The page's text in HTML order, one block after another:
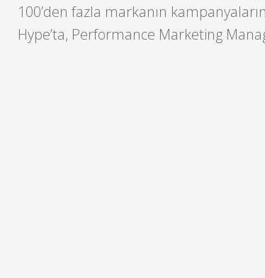
100’den fazla markanın
Hype’ta, Performance Marketing